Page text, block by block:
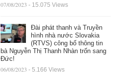
07/08/2023 - 15.075 Views
Đài phát thanh và Truyền
hình nhà nước Slovakia
(RTVS) công bố thông tin
bà Nguyễn Thị Thanh Nhàn trốn sang
Đức!
06/08/2023 - 5.166 Views